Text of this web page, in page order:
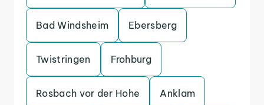
Bad Windsheim Ebersberg
Twistringen Frohburg
Rosbach vor der Hohe Anklam